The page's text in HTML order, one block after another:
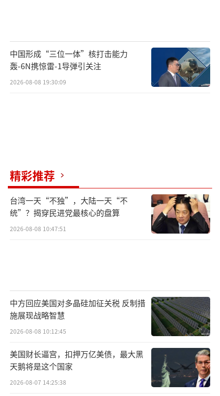
中国形成“三位一体”核打击能力
轰-6N携惊雷-1导弹引关注
2026-08-08 19:30:09
精彩推荐
台湾一天“不独”，大陆一天“不
统”？揭穿民进党最核心的盘算
2026-08-08 10:47:51
中方回应美国对多晶硅加征关税 反制措
施展现战略智慧
2026-08-08 10:12:45
美国财长逼宫，扣押万亿美债，最大黑
天鹅将是这个国家
2026-08-07 14:25:38